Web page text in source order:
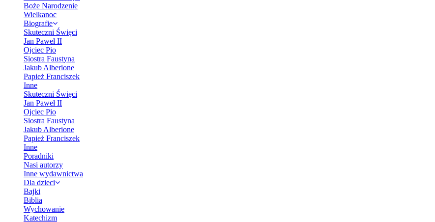
Boże Narodzenie
Wielkanoc
Biografie
Skuteczni Święci
Jan Paweł II
Ojciec Pio
Siostra Faustyna
Jakub Alberione
Papież Franciszek
Inne
Skuteczni Święci
Jan Paweł II
Ojciec Pio
Siostra Faustyna
Jakub Alberione
Papież Franciszek
Inne
Poradniki
Nasi autorzy
Inne wydawnictwa
Dla dzieci
Bajki
Biblia
Wychowanie
Katechizm